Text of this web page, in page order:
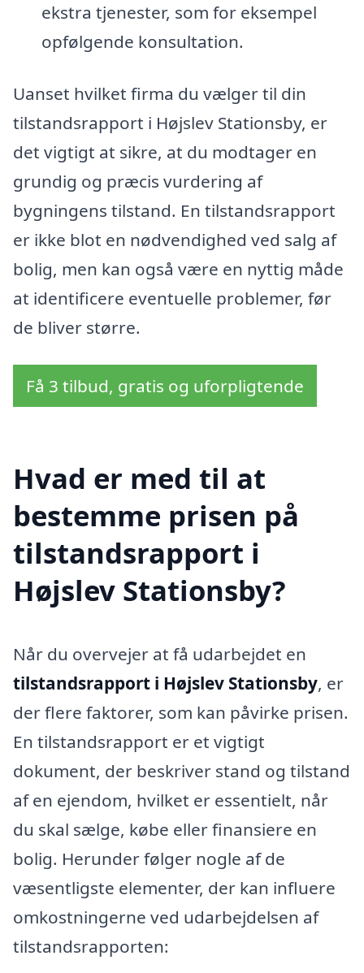
ekstra tjenester, som for eksempel
opfølgende konsultation.
Uanset hvilket firma du vælger til din
tilstandsrapport i Højslev Stationsby, er
det vigtigt at sikre, at du modtager en
grundig og præcis vurdering af
bygningens tilstand. En tilstandsrapport
er ikke blot en nødvendighed ved salg af
bolig, men kan også være en nyttig måde
at identificere eventuelle problemer, før
de bliver større.
Få 3 tilbud, gratis og uforpligtende
Hvad er med til at
bestemme prisen på
tilstandsrapport i
Højslev Stationsby?
Når du overvejer at få udarbejdet en
tilstandsrapport i Højslev Stationsby, er
der flere faktorer, som kan påvirke prisen.
En tilstandsrapport er et vigtigt
dokument, der beskriver stand og tilstand
af en ejendom, hvilket er essentielt, når
du skal sælge, købe eller finansiere en
bolig. Herunder følger nogle af de
væsentligste elementer, der kan influere
omkostningerne ved udarbejdelsen af
tilstandsrapporten: